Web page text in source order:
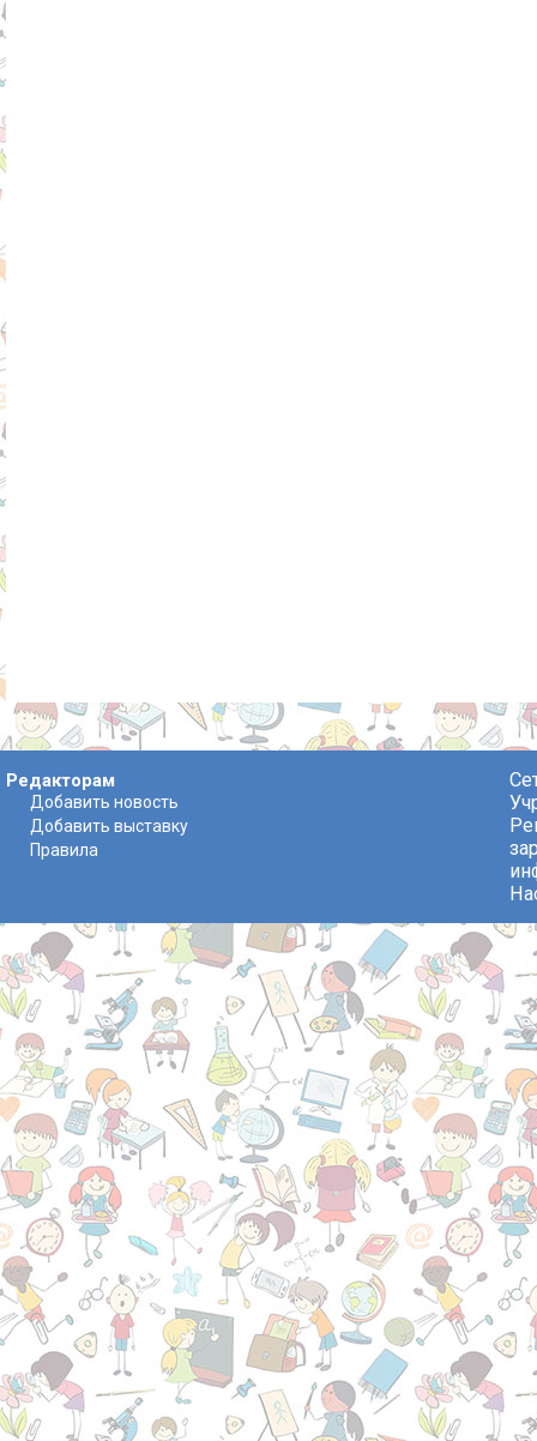
Редакторам
Добавить новость
Добавить выставку
Правила